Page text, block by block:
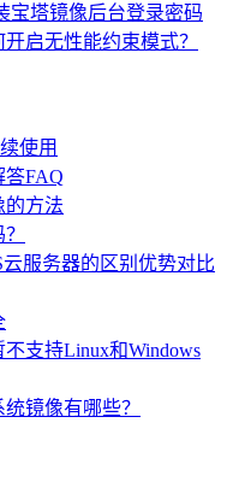
宝塔镜像后台登录密码
启无性能约束模式？
使用
答FAQ
的方法
服务器的区别优势对比
支持Linux和Windows
镜像有哪些？